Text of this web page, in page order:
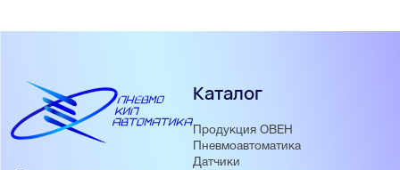
Каталог
Продукция ОВЕН
Пневмоавтоматика
Датчики